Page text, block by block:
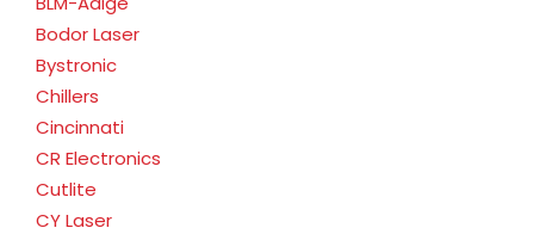
Bodor Laser
Bystronic
Chillers
Cincinnati
CR Electronics
Cutlite
CY Laser